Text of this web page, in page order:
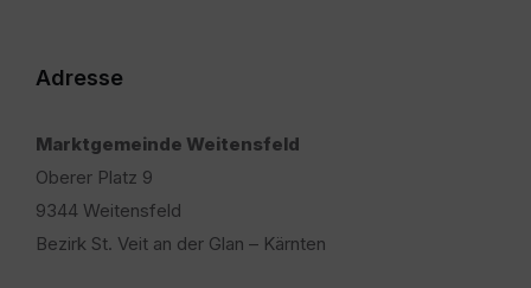
Adresse
Marktgemeinde Weitensfeld
Oberer Platz 9
9344 Weitensfeld
Bezirk St. Veit an der Glan – Kärnten